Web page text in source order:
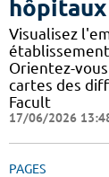
hôpitaux
Visualisez
Orientez-
cartes des
Facult
17/06/2026
PAGES